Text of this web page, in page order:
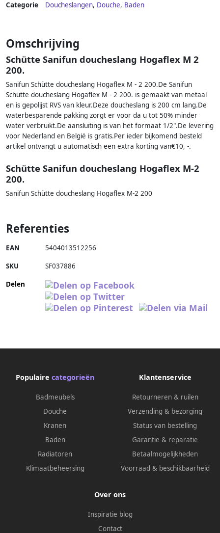
Categorie Doucheslangen, Douche, Baden
Omschrijving
Schütte Sanifun doucheslang Hogaflex M 2
200.
Sanifun Schütte doucheslang Hogaflex M - 2 200.De Sanifun
Schütte doucheslang Hogaflex M - 2 200. is gemaakt van metaal
en is gepolijst RVS van kleur.Deze doucheslang is 200 cm lang.De
waterbesparende pakking zorgt er voor da u tot 50% minder
water verbruikt.De aansluiting is van het formaat 1/2".De levering
voor Nederland en België is gratis.Per ieder bijkomend besteld
artikel ontvangt u automatisch een extra korting van€10, -.
Schütte Sanifun doucheslang Hogaflex M-2
200.
Sanifun Schütte doucheslang Hogaflex M-2 200
Referenties
EAN 5404013512256
SKU SF037886
Delen
Populaire categorieën
Badmeubels
Douche
Kranen
Baden
Radiatoren
Klimaatbeheersing
Klantenservice
Retourneren & ruilen
Verzending & bezorging
Status van bestelling
Garantie & reparatie
Betaalmogelijkheden
Voorraad & beschikbaarheid
Over ons
Inspiratie blog
Contact